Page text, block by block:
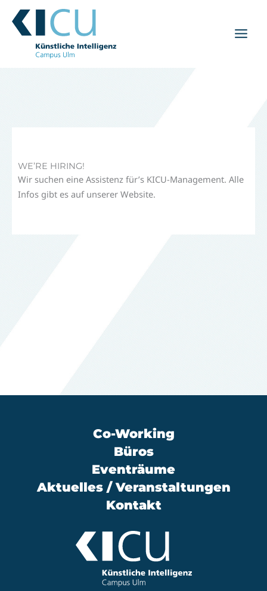
Inhalt
springen
WE’RE HIRING!
Wir suchen eine Assistenz für’s KICU-Management. Alle
Infos gibt es auf unserer Website.
Co-Working
Büros
Eventräume
Aktuelles / Veranstaltungen
Kontakt